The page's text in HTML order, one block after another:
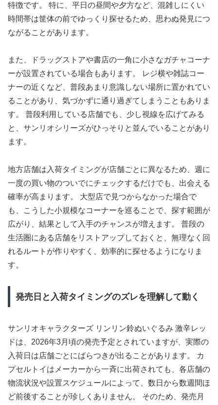
特徴です。 特に、平日の昼間や夕方など、混雑しにくい
時間帯は筐体の前でゆっくり探せるため、思わぬ発見につ
ながることがあります。
また、ドラッグストアや書店の一角に小さなガチャコーナ
ーが設置されている場合もあります。 レジ横や雑誌コー
ナーの近くなど、普段あまり意識しない場所に置かれてい
ることがあり、気づかずに通り過ぎてしまうこともありま
す。 普段利用している店舗でも、少し視線を広げてみる
と、サンリオシリーズがひっそりと並んでいることがあり
ます。
地方店舗は入荷タイミングが店舗ごとに異なるため、週に
一度の買い物のついでにチェックするだけでも、出会える
確率が高まります。 大型店で見つからなかった場合で
も、こうした小規模なコーナーを巡ることで、探す範囲が
広がり、結果として入手のチャンスが増えます。 普段の
生活圏にある店舗をリストアップしておくと、無理なく回
れるルートが作りやすく、効率的に探せるようになりま
す。
発売日と入荷タイミングのズレを理解して動く
サンリオキャラクターズ リンリン鈴ぬいぐるみ 激辛レッ
ドは、2026年3月頃の発売予定とされていますが、実際の
入荷日は店舗ごとにばらつきが出ることがあります。 カ
プセルトイはメーカーから一斉に出荷されても、各店舗の
物流状況や設置スケジュールによって、数日から数週間ほ
ど前後することが珍しくありません。 そのため、発売月